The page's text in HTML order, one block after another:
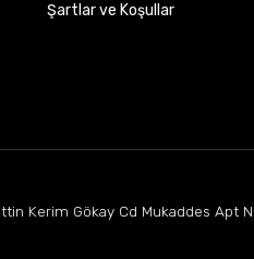
Şartlar ve Koşullar
Kerim Gökay Cd Mukaddes Apt